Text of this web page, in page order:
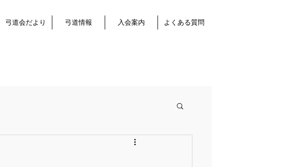
弓道会だより 弓道情報 入会案内 よくある質問